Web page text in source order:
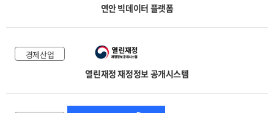
연안 빅데이터 플랫폼
경제산업
열린재정 재정정보 공개시스템